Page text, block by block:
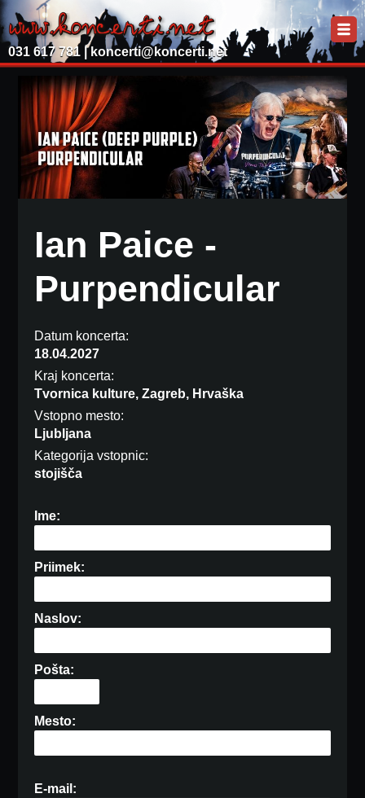
031 617 781 | koncerti@koncerti.net
Ian Paice -
Purpendicular
Datum koncerta:
18.04.2027
Kraj koncerta:
Tvornica kulture, Zagreb, Hrvaška
Vstopno mesto:
Ljubljana
Kategorija vstopnic:
stojišča
Ime:
Priimek:
Naslov:
Pošta:
Mesto:
E-mail: